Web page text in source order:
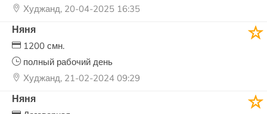
Худжанд, 20-04-2025 16:35
Няня
1200 смн.
полный рабочий день
Худжанд, 21-02-2024 09:29
Няня